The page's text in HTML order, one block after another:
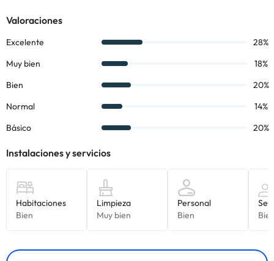
cama doble;cocina americana e
compartida.
- Villa 6 personas IN (85 m
estar con sofá cama doble; un dormitorio con dos camas, otro
dormitorio con una cama doble;
quipada con
Piscina compartida.
Todas las villas están amuebladas en un estilo simple y se
encuentran en diferentes partes del complejo, en un entorno
natural bien cuidado.
del complejo residencial y la playa de La Pelosa está a unos 10
kms.